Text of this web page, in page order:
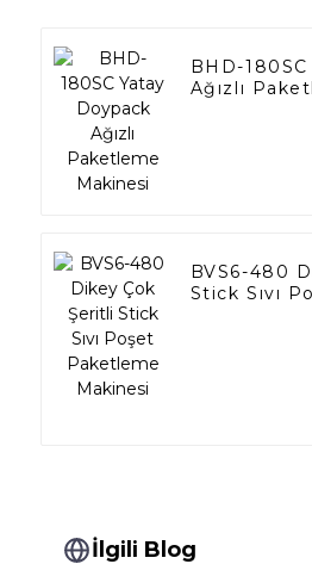
BHD-
Ağızlı
BVS6-480
Stick Sıvı
İlgili Blog